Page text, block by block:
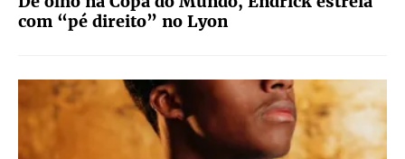
com “pé direito” no Lyon